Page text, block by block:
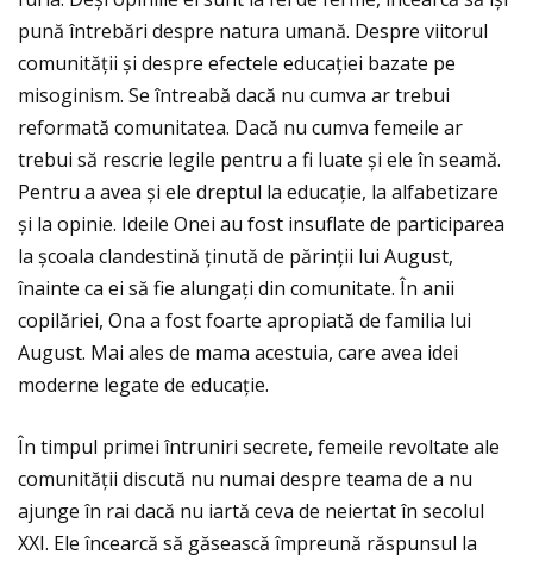
pună întrebări despre natura umană. Despre viitorul
comunităţii și despre efectele educaţiei bazate pe
misoginism. Se întreabă dacă nu cumva ar trebui
reformată comunitatea. Dacă nu cumva femeile ar
trebui să rescrie legile pentru a fi luate și ele în seamă.
Pentru a avea și ele dreptul la educaţie, la alfabetizare
și la opinie. Ideile Onei au fost insuflate de participarea
la școala clandestină ţinută de părinţii lui August,
înainte ca ei să fie alungaţi din comunitate. În anii
copilăriei, Ona a fost foarte apropiată de familia lui
August. Mai ales de mama acestuia, care avea idei
moderne legate de educaţie.
În timpul primei întruniri secrete, femeile revoltate ale
comunităţii discută nu numai despre teama de a nu
ajunge în rai dacă nu iartă ceva de neiertat în secolul
XXI. Ele încearcă să găsească împreună răspunsul la